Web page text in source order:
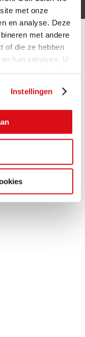
met onze
en analyse. Deze
met andere
of die ze hebben
hun services. U
website blijft
Instellingen